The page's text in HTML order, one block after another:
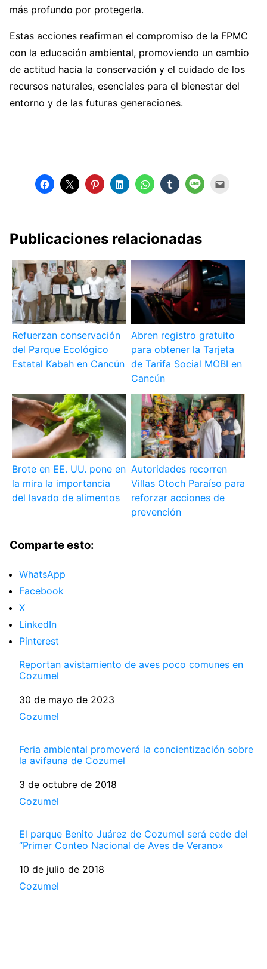
más profundo por protegerla.
Estas acciones reafirman el compromiso de la FPMC
con la educación ambiental, promoviendo un cambio
de actitud hacia la conservación y el cuidado de los
recursos naturales, esenciales para el bienestar del
entorno y de las futuras generaciones.
Publicaciones relacionadas
Refuerzan conservación
del Parque Ecológico
Estatal Kabah en Cancún
Abren registro gratuito
para obtener la Tarjeta
de Tarifa Social MOBI en
Cancún
Brote en EE. UU. pone en
la mira la importancia
del lavado de alimentos
Autoridades recorren
Villas Otoch Paraíso para
reforzar acciones de
prevención
Comparte esto:
WhatsApp
Facebook
X
LinkedIn
Pinterest
Reportan avistamiento de aves poco comunes en
Cozumel
Fecha
30 de mayo de 2023
Respecto a
Cozumel
Feria ambiental promoverá la concientización sobre
la avifauna de Cozumel
Fecha
3 de octubre de 2018
Respecto a
Cozumel
El parque Benito Juárez de Cozumel será cede del
“Primer Conteo Nacional de Aves de Verano»
Fecha
10 de julio de 2018
Respecto a
Cozumel